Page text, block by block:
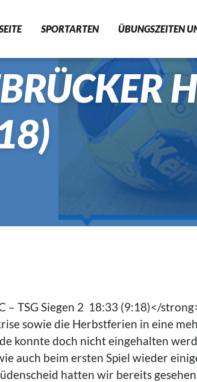
SPORTARTEN ÜBUNGSZEITEN
FITNESS
HANDBALL
– TSG Siegen 2 18:33 (9:18)</
sowie die Herbstferien in eine
konnte doch nicht eingehalten
auch beim ersten Spiel wieder
hatten wir bereits